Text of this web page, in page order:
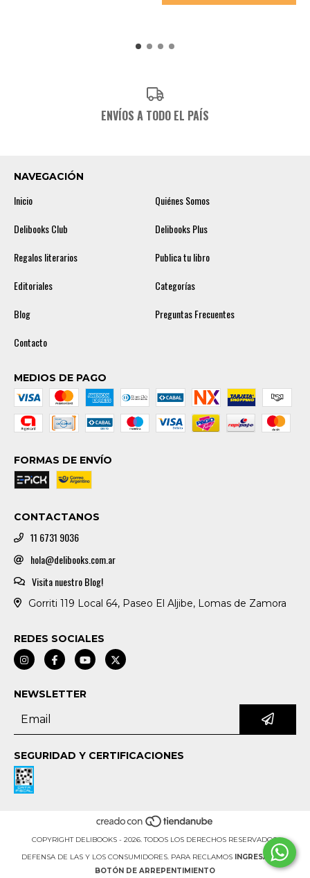
ENVÍOS A TODO EL PAÍS
NAVEGACIÓN
Inicio
Quiénes Somos
Delibooks Club
Delibooks Plus
Regalos literarios
Publica tu libro
Editoriales
Categorías
Blog
Preguntas Frecuentes
Contacto
MEDIOS DE PAGO
FORMAS DE ENVÍO
CONTACTANOS
11 6731 9036
hola@delibooks.com.ar
Visita nuestro Blog!
Gorriti 119 Local 64, Paseo El Aljibe, Lomas de Zamora
REDES SOCIALES
NEWSLETTER
SEGURIDAD Y CERTIFICACIONES
COPYRIGHT DELIBOOKS - 2026. TODOS LOS DERECHOS RESERVADOS.
DEFENSA DE LAS Y LOS CONSUMIDORES. PARA RECLAMOS INGRESÁ ACÁ.
BOTÓN DE ARREPENTIMIENTO